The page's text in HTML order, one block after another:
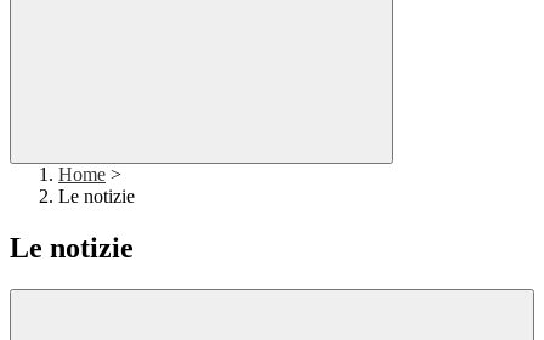
Home >
Le notizie
Le notizie